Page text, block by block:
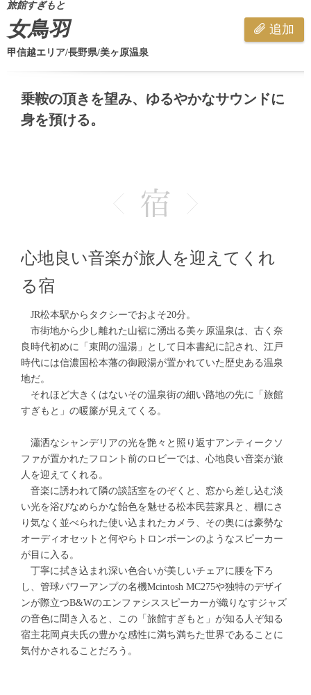
旅館すぎもと
女鳥羽 追加
甲信越エリア/長野県/美ヶ原温泉
乗鞍の頂きを望み、ゆるやかなサウンドに
身を預ける。
心地良い音楽が旅人を迎えてくれ
る宿
JR松本駅からタクシーでおよそ20分。
市街地から少し離れた山裾に湧出る美ヶ原温泉は、古く奈
良時代初めに「束間の温湯」として日本書紀に記され、江戸
時代には信濃国松本藩の御殿湯が置かれていた歴史ある温泉
地だ。
それほど大きくはないその温泉街の細い路地の先に「旅館
すぎもと」の暖簾が見えてくる。
瀟洒なシャンデリアの光を艶々と照り返すアンティークソ
ファが置かれたフロント前のロビーでは、心地良い音楽が旅
人を迎えてくれる。
音楽に誘われて隣の談話室をのぞくと、窓から差し込む淡
い光を浴びなめらかな飴色を魅せる松本民芸家具と、棚にさ
り気なく並べられた使い込まれたカメラ、その奥には豪勢な
オーディオセットと何やらトロンボーンのようなスピーカー
が目に入る。
丁寧に拭き込まれ深い色合いが美しいチェアに腰を下ろ
し、管球パワーアンプの名機Mcintosh MC275や独特のデザイ
ンが際立つB&Wのエンファシススピーカーが織りなすジャズ
の音色に聞き入ると、この「旅館すぎもと」が知る人ぞ知る
宿主花岡貞夫氏の豊かな感性に満ち満ちた世界であることに
気付かされることだろう。